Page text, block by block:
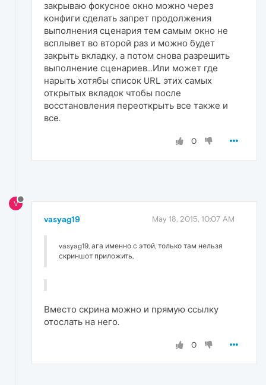
закрываю фокусное окно можно через
конфиги сделать запрет продолжения
выполнения сценария тем самым окно не
всплывет во второй раз и можно будет
закрыть вкладку, а потом снова разрешить
выполнение сценариев...Или может где
нарыть хотябы список URL этих самых
открытых вкладок чтобы после
восстановления переоткрыть все также и
все.
0
V
vasyag19 May 18, 2015, 10:07 AM
vasyag19, ага именно с этой, только там нельзя
скриншот приложить,
Вместо скрина можно и прямую ссылку
отослать на него.
0